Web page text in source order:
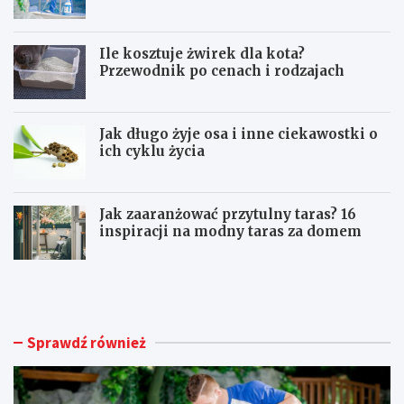
Ile kosztuje żwirek dla kota?
Przewodnik po cenach i rodzajach
Jak długo żyje osa i inne ciekawostki o
ich cyklu życia
Jak zaaranżować przytulny taras? 16
inspiracji na modny taras za domem
U
m
n
i
I
s
t
u
Sprawdź również